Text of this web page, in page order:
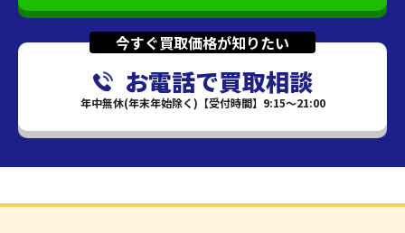
今すぐ買取価格が知りたい
お電話で買取相談
年中無休(年末年始除く)【受付時間】9:15～21:00